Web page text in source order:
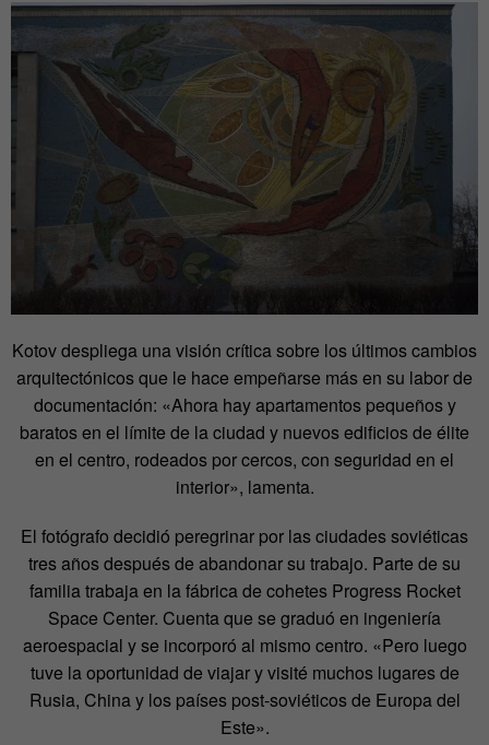
Kotov despliega una visión crítica sobre los últimos cambios
arquitectónicos que le hace empeñarse más en su labor de
documentación: «Ahora hay apartamentos pequeños y
baratos en el límite de la ciudad y nuevos edificios de élite
en el centro, rodeados por cercos, con seguridad en el
interior», lamenta.
El fotógrafo decidió peregrinar por las ciudades soviéticas
tres años después de abandonar su trabajo. Parte de su
familia trabaja en la fábrica de cohetes Progress Rocket
Space Center. Cuenta que se graduó en ingeniería
aeroespacial y se incorporó al mismo centro. «Pero luego
tuve la oportunidad de viajar y visité muchos lugares de
Rusia, China y los países post-soviéticos de Europa del
Este».